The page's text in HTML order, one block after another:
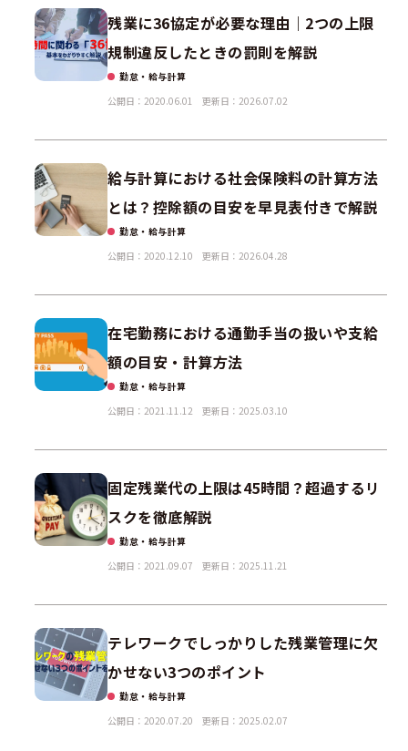
残業に36協定が必要な理由｜2つの上限
規制違反したときの罰則を解説
勤怠・給与計算
公開日：2020.06.01
更新日：2026.07.02
給与計算における社会保険料の計算方法
とは？控除額の目安を早見表付きで解説
勤怠・給与計算
公開日：2020.12.10
更新日：2026.04.28
在宅勤務における通勤手当の扱いや支給
額の目安・計算方法
勤怠・給与計算
公開日：2021.11.12
更新日：2025.03.10
固定残業代の上限は45時間？超過するリ
スクを徹底解説
勤怠・給与計算
公開日：2021.09.07
更新日：2025.11.21
テレワークでしっかりした残業管理に欠
かせない3つのポイント
勤怠・給与計算
公開日：2020.07.20
更新日：2025.02.07